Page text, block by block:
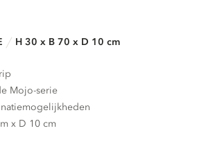
H 30 x B 70 x D 10 cm
Mojo-serie
x D 10 cm